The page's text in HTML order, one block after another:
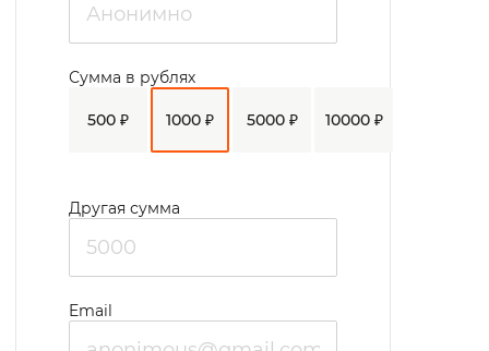
500 ₽ 1000 ₽ 5000 ₽ 10000 ₽
Сумма в рублях
Другая сумма
Email